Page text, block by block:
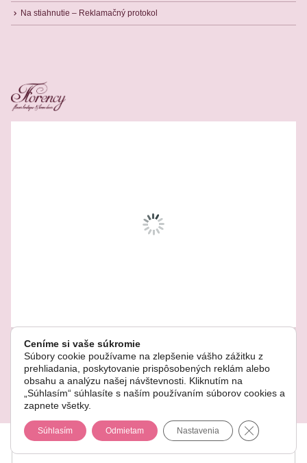
Na stiahnutie – Reklamačný protokol
Jesenný veniec na dvere 30cm
29,50€
© Copyright 2022. Všetky práva vyhradené.
Ceníme si vaše súkromie
Súbory cookie používame na zlepšenie vášho zážitku z
prehliadania, poskytovanie prispôsobených reklám alebo
obsahu a analýzu našej návštevnosti. Kliknutím na
„Súhlasím“ súhlasíte s naším používaním súborov cookies a
zapnete všetky.
Súhlasím Odmietam Nastavenia Close GDPR